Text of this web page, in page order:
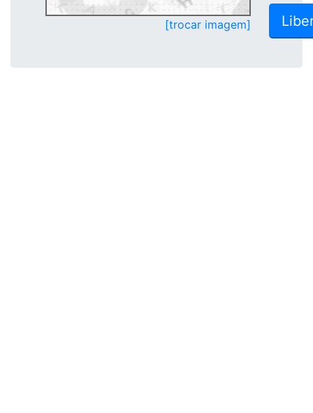
[trocar imagem]